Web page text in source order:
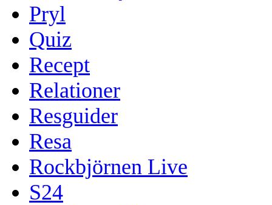
Pryl
Quiz
Recept
Relationer
Resguider
Resa
Rockbjörnen Live
S24